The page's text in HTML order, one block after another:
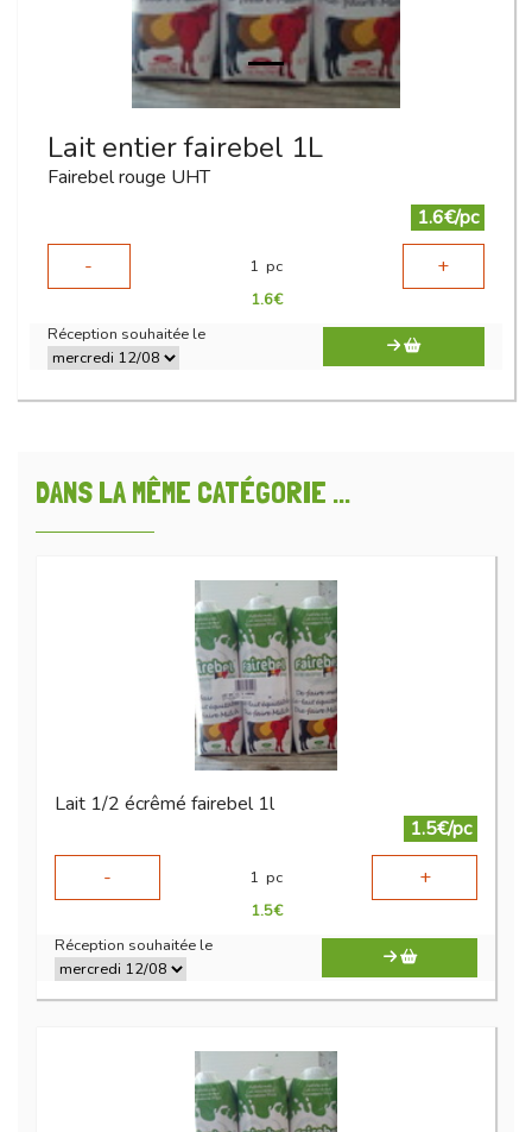
Lait entier fairebel 1L
Fairebel rouge UHT
1.6€/pc
-
1 pc +
1.6€
Réception souhaitée le
DANS LA MÊME CATÉGORIE ...
Lait 1/2 écrêmé fairebel 1l
1.5€/pc
-
1 pc +
1.5€
Réception souhaitée le